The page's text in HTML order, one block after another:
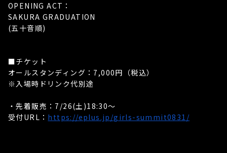
OPENING ACT：
SAKURA GRADUATION
(五十音順)
■チケット
オールスタンディング：7,000円（税込）
※入場時ドリンク代別途
・先着販売：7/26(土)18:30～
受付URL： https://eplus.jp/girls-summit0831/